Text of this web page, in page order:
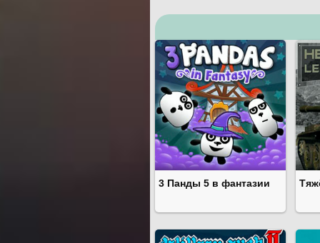
3 Панды 5 в фантазии